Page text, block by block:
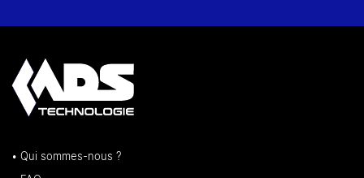
• Qui sommes-nous ?